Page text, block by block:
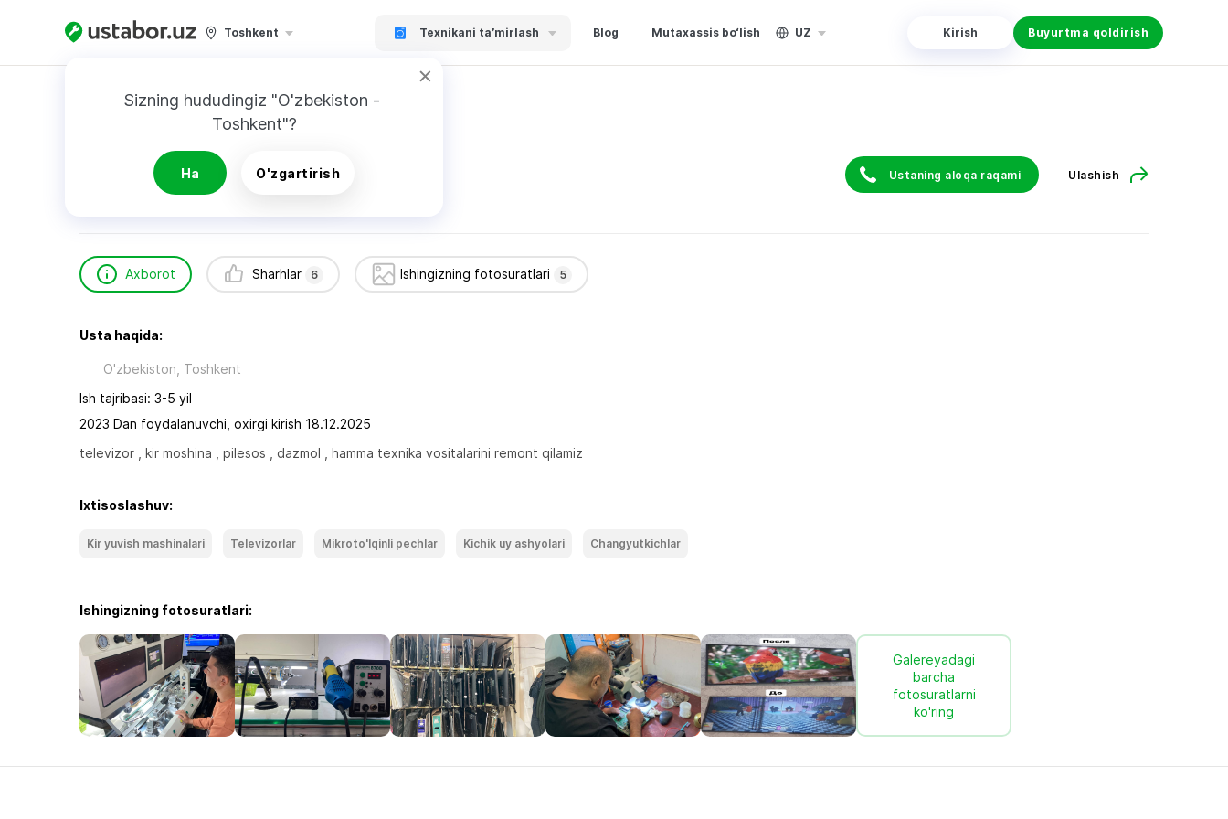
Toshkent Texnikani ta’mirlash Blog Mutaxassis bo‘lish UZ Kirish Buyurtma qoldirish
Sizning hududingiz "O'zbekiston -
Toshkent"?
Ha O'zgartirish
Bosh sahifa Texnikani ta’mirlash Otabek
Ustaning aloqa raqami Ulashish
Axborot Sharhlar 6 Ishingizning fotosuratlari 5
Usta haqida:
O'zbekiston, Toshkent
Ish tajribasi: 3-5 yil
2023 Dan foydalanuvchi, oxirgi kirish 18.12.2025
televizor , kir moshina , pilesos , dazmol , hamma texnika vositalarini remont qilamiz
Ixtisoslashuv:
Kir yuvish mashinalari Televizorlar Mikroto'lqinli pechlar Kichik uy ashyolari Changyutkichlar
Ishingizning fotosuratlari:
Galereyadagi
barcha
fotosuratlarni
ko'ring